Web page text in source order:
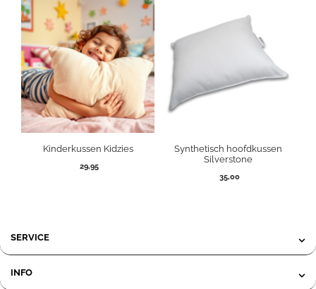
Kinderkussen Kidzies
29,95
Synthetisch hoofdkussen
Silverstone
35,00
SERVICE
INFO